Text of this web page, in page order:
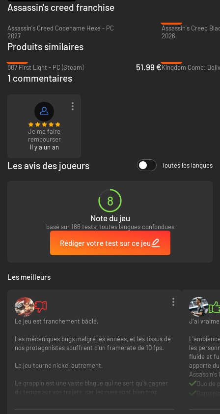
MENEZ VOTRE PROPRE GANG LONDONIEN
Établissez le gang le plus puissant de Grande-Bretagne. Vous seul pourrez
forteresses ennemies à l'aide d'un arsenal redoutable et prenez le
contrôle du milieu criminel londonien. Faites régner la justice dans les
Assassin's creed franchise
Assassin's Creed Codename Hexe - PC
2027
2026
Produits similaires
007 First Light - PC (Steam)
51.99 €Kingdom Come:
1 commentaires
Je me faire
rembourser
Il y a un an
Les avis des joueurs Toutes les langues
8
Note du jeu
basé sur 186 tests, toutes langues confondues
Rédiger votre test sur ce jeu
Les meilleurs
Le jeu est franchement bâclé.
Les mécaniques bugs malgré les années, et les tissus de
nos protagonistes souffrent d'un framerate de 10 fps.
Le jeu tourne nickel autrement.
Le grappin est une vaste blague qui ne sert qu'à gagner
du temps sur vos trajets, car les rues sont bien trop
J’ai
les
fluide et
apporte
Assassin's
Duo de